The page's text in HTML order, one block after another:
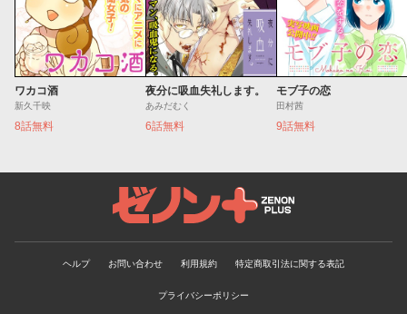
ワカコ酒
新久千映
8話無料
夜分に吸血失礼します。
あみだむく
6話無料
モブ子の恋
田村茜
9話無料
ゼノンプラス
ヘルプ お問い合わせ 利用規約 特定商取引法に関する表記
プライバシーポリシー